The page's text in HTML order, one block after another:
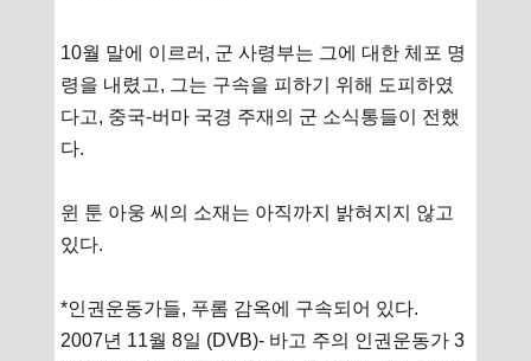
10월 말에 이르러, 군 사령부는 그에 대한 체포 명
령을 내렸고, 그는 구속을 피하기 위해 도피하였
다고, 중국-버마 국경 주재의 군 소식통들이 전했
다.
윈 툰 아웅 씨의 소재는 아직까지 밝혀지지 않고
있다.
*인권운동가들, 푸롬 감옥에 구속되어 있다.
2007년 11월 8일 (DVB)- 바고 주의 인권운동가 3